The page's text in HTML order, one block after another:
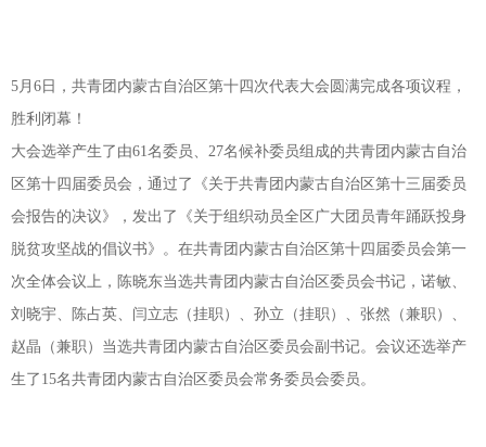
5月6日，共青团内蒙古自治区第十四次代表大会圆满完成各项议程，
胜利闭幕！
大会选举产生了由61名委员、27名候补委员组成的共青团内蒙古自治
区第十四届委员会，通过了《关于共青团内蒙古自治区第十三届委员
会报告的决议》，发出了《关于组织动员全区广大团员青年踊跃投身
脱贫攻坚战的倡议书》。在共青团内蒙古自治区第十四届委员会第一
次全体会议上，陈晓东当选共青团内蒙古自治区委员会书记，诺敏、
刘晓宇、陈占英、闫立志（挂职）、孙立（挂职）、张然（兼职）、
赵晶（兼职）当选共青团内蒙古自治区委员会副书记。会议还选举产
生了15名共青团内蒙古自治区委员会常务委员会委员。